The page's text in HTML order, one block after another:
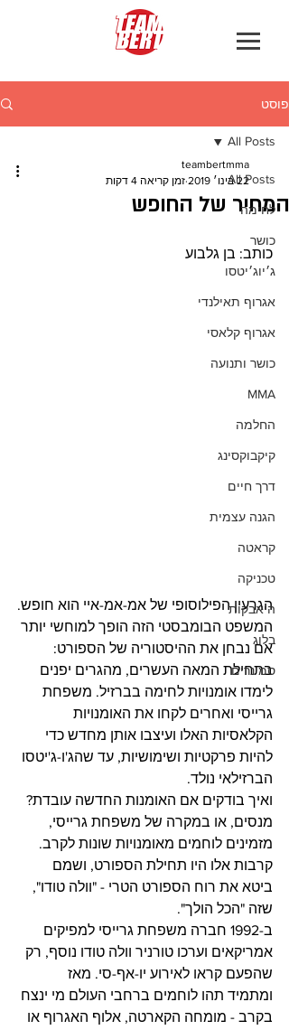
פוסט
All Posts
לחימה
כושר
ג׳יוג׳יטסו
אגרוף תאילנדי
אגרוף קלאסי
כושר ותנועה
MMA
החלמה
קיקבוקסינג
דרך חיים
הגנה עצמית
קראטה
טכניקה
היאבקות
בלוג
סמינרים
All Posts
המחיר של החופש
teambertmma
22 בינו׳ 2019
זמן קריאה 4 דקות
כותב: בן גלבוע
הגרעין הפילוסופי של אמ-אמ-איי הוא חופש.
המשפט הבומבסטי הזה הופך למוחשי יותר
אם נבחן את ההיסטוריה של הספורט:
בתחילת המאה העשרים, מהגרים יפנים
לימדו אומנויות לחימה בברזיל. משפחת
גרייסי ואחרים לקחו את האומנויות
הקלאסיות האלו ועיצבו אותן מחדש כדי
להיות פרקטיות ושימושיות, עד שהג'ו-ג'יטסו
הברזילאי נולד.
ואיך בודקים אם האומנות החדשה עובדת?
מנסים, או במקרה של משפחת גרייסי,
מזמינים לוחמים מאומנויות שונות לקרב.
קרבות אלו היו תחילת הספורט, ושמם
ביטא את רוח הספורט הטרי - "וולה טודו",
שזה "הכל הולך".
ב-1992 חברה משפחת גרייסי למפיקים
אמריקאים וערכו טורניר וולה טודו נוסף, רק
שהפעם קראו לאירוע יו-אף-סי. מאז
ומתמיד תהו לוחמים ברחבי העולם מי ינצח
בקרב - מומחה הקארטה, אלוף האגרוף או